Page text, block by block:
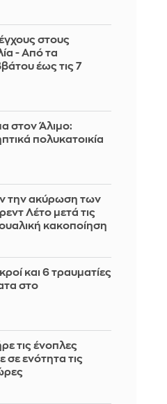
στους
- Από τα
έως τις 7
στον Άλιμο:
πολυκατοικία
την ακύρωση των
Λέτο μετά τις
κακοποίηση
και 6 τραυματίες
στο
τις ένοπλες
σε ενότητα τις